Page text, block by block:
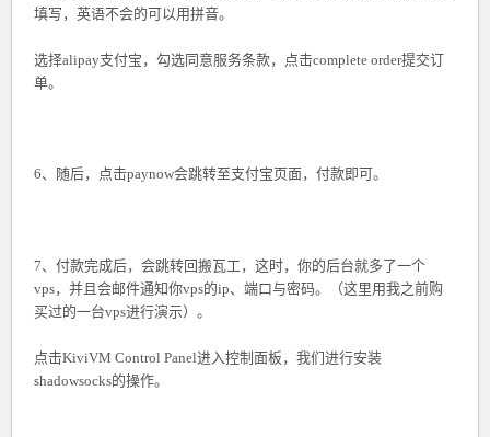
填写，英语不会的可以用拼音。
选择alipay支付宝，勾选同意服务条款，点击complete order提交订
单。
6、随后，点击paynow会跳转至支付宝页面，付款即可。
7、付款完成后，会跳转回搬瓦工，这时，你的后台就多了一个
vps，并且会邮件通知你vps的ip、端口与密码。（这里用我之前购
买过的一台vps进行演示）。
点击KiviVM Control Panel进入控制面板，我们进行安装
shadowsocks的操作。